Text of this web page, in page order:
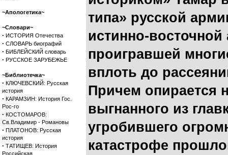
~Апологетика~
~Словари~
· ИСТОРИЯ Отечества
· СЛОВАРЬ биографий
· БИБЛЕЙСКИЙ словарь
· РУССКОЕ ЗАРУБЕЖЬЕ
~Библиотечка~
· КЛЮЧЕВСКИЙ: Русская
история
· КАРАМЗИН: История Гос.
Рос-го
· КОСТОМАРОВ:
Св.Владимир - Романовы
· ПЛАТОНОВ: Русская
история
· ТАТИЩЕВ: История
Российская
типа» русской
истинно-
проигравшей
вплоть до
Причем опирается
выгнанного из
угробившего
катастрофе